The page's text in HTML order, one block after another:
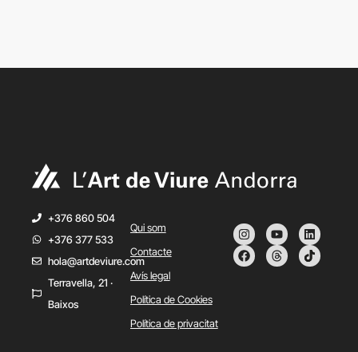
+376 860 504
+376 377 533
hola@artdeviure.com
Terravella, 21 ·
Baixos
Qui som
Contacte
Avís legal
Política de Cookies
Política de privacitat